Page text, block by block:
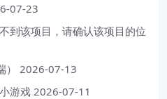
07-23
到该项目，请确认该项目的位
2026-07-13
游戏 2026-07-11